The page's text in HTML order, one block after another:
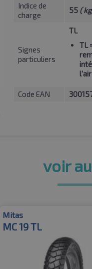
Indice de
charge
55 (
Signes
particuliers
TL
TL
l'air
Code EAN
voir
Mitas
MC 19 TL